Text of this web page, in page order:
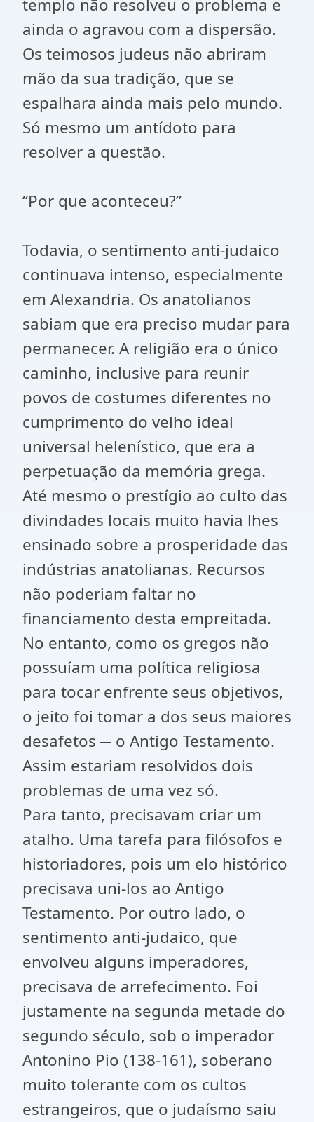
templo não resolveu o problema e
ainda o agravou com a dispersão.
Os teimosos judeus não abriram
mão da sua tradição, que se
espalhara ainda mais pelo mundo.
Só mesmo um antídoto para
resolver a questão.
“Por que aconteceu?”
Todavia, o sentimento anti-judaico
continuava intenso, especialmente
em Alexandria. Os anatolianos
sabiam que era preciso mudar para
permanecer. A religião era o único
caminho, inclusive para reunir
povos de costumes diferentes no
cumprimento do velho ideal
universal helenístico, que era a
perpetuação da memória grega.
Até mesmo o prestígio ao culto das
divindades locais muito havia lhes
ensinado sobre a prosperidade das
indústrias anatolianas. Recursos
não poderiam faltar no
financiamento desta empreitada.
No entanto, como os gregos não
possuíam uma política religiosa
para tocar enfrente seus objetivos,
o jeito foi tomar a dos seus maiores
desafetos ─ o Antigo Testamento.
Assim estariam resolvidos dois
problemas de uma vez só.
Para tanto, precisavam criar um
atalho. Uma tarefa para filósofos e
historiadores, pois um elo histórico
precisava uni-los ao Antigo
Testamento. Por outro lado, o
sentimento anti-judaico, que
envolveu alguns imperadores,
precisava de arrefecimento. Foi
justamente na segunda metade do
segundo século, sob o imperador
Antonino Pio (138-161), soberano
muito tolerante com os cultos
estrangeiros, que o judaísmo saiu